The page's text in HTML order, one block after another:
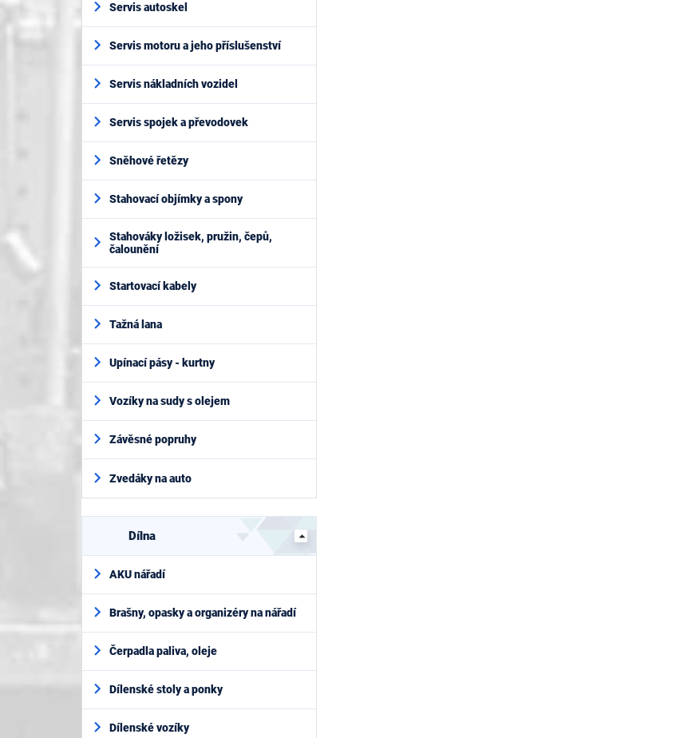
Servis autoskel
Servis motoru a jeho příslušenství
Servis nákladních vozidel
Servis spojek a převodovek
Sněhové řetězy
Stahovací objímky a spony
Stahováky ložisek, pružin, čepů,
čalounění
Startovací kabely
Tažná lana
Upínací pásy - kurtny
Vozíky na sudy s olejem
Závěsné popruhy
Zvedáky na auto
Dílna
AKU nářadí
Brašny, opasky a organizéry na nářadí
Čerpadla paliva, oleje
Dílenské stoly a ponky
Dílenské vozíky